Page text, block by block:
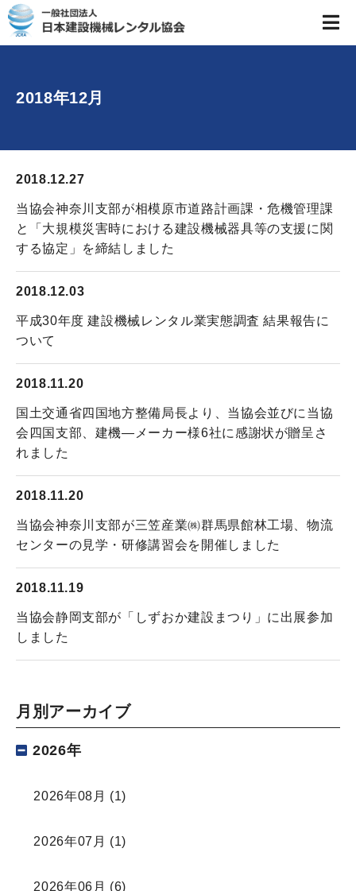
2018年12月
2018.12.27
当協会神奈川支部が相模原市道路計画課・危機管理課
と「大規模災害時における建設機械器具等の支援に関
する協定」を締結しました
2018.12.03
平成30年度 建設機械レンタル業実態調査 結果報告に
ついて
2018.11.20
国土交通省四国地方整備局長より、当協会並びに当協
会四国支部、建機―メーカー様6社に感謝状が贈呈さ
れました
2018.11.20
当協会神奈川支部が三笠産業㈱群馬県館林工場、物流
センターの見学・研修講習会を開催しました
2018.11.19
当協会静岡支部が「しずおか建設まつり」に出展参加
しました
月別アーカイブ
2026年
2026年08月 (1)
2026年07月 (1)
2026年06月 (6)